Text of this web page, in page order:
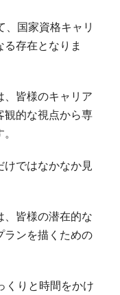
、国家資格キャリ
存在となりま
、皆様のキャリア
観的な視点から専
けではなかなか見
、皆様の潜在的な
ランを描くための
くりと時間をかけ